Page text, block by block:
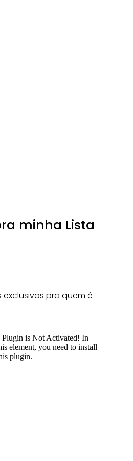
minha Lista
pra quem é
is Not Activated! In
element, you need to install
plugin.